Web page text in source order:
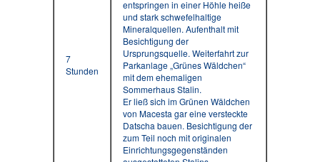
7
Stunden
entspringen in einer Höhle heiße
und stark schwefelhaltige
Mineralquellen. Aufenthalt mit
Besichtigung der
Ursprungsquelle. Weiterfahrt zur
Parkanlage „Grünes Wäldchen“
mit dem ehemaligen
Sommerhaus Stalin.
Er ließ sich im Grünen Wäldchen
von Macesta gar eine versteckte
Datscha bauen. Besichtigung der
zum Teil noch mit originalen
Einrichtungsgegenständen